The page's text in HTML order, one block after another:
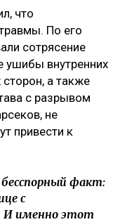
что
По его
сотрясение
ушибы внутренних
а также
с разрывом
не
привести к
факт:
с
именно этот